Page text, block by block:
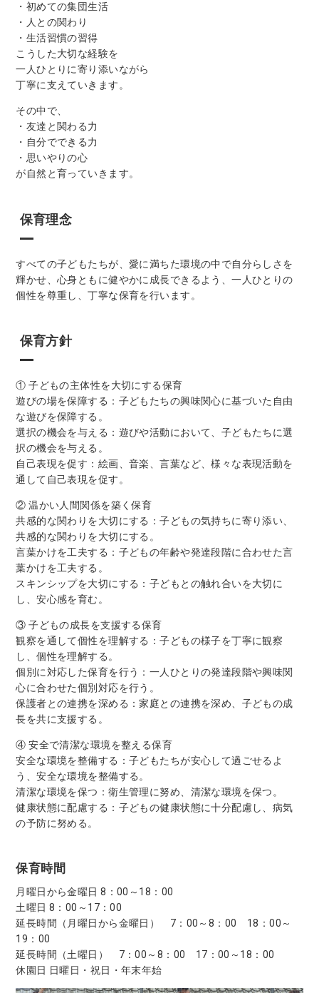
・初めての集団生活
・人との関わり
・生活習慣の習得
こうした大切な経験を
一人ひとりに寄り添いながら
丁寧に支えていきます。
その中で、
・友達と関わる力
・自分でできる力
・思いやりの心
が自然と育っていきます。
保育理念
すべての子どもたちが、愛に満ちた環境の中で自分らしさを
輝かせ、心身ともに健やかに成長できるよう、一人ひとりの
個性を尊重し、丁寧な保育を行います。
保育方針
① 子どもの主体性を大切にする保育
遊びの場を保障する：子どもたちの興味関心に基づいた自由
な遊びを保障する。
選択の機会を与える：遊びや活動において、子どもたちに選
択の機会を与える。
自己表現を促す：絵画、音楽、言葉など、様々な表現活動を
通して自己表現を促す。
② 温かい人間関係を築く保育
共感的な関わりを大切にする：子どもの気持ちに寄り添い、
共感的な関わりを大切にする。
言葉かけを工夫する：子どもの年齢や発達段階に合わせた言
葉かけを工夫する。
スキンシップを大切にする：子どもとの触れ合いを大切に
し、安心感を育む。
③ 子どもの成長を支援する保育
観察を通して個性を理解する：子どもの様子を丁寧に観察
し、個性を理解する。
個別に対応した保育を行う：一人ひとりの発達段階や興味関
心に合わせた個別対応を行う。
保護者との連携を深める：家庭との連携を深め、子どもの成
長を共に支援する。
④ 安全で清潔な環境を整える保育
安全な環境を整備する：子どもたちが安心して過ごせるよ
う、安全な環境を整備する。
清潔な環境を保つ：衛生管理に努め、清潔な環境を保つ。
健康状態に配慮する：子どもの健康状態に十分配慮し、病気
の予防に努める。
保育時間
月曜日から金曜日 8：00～18：00
土曜日 8：00～17：00
延長時間（月曜日から金曜日） 7：00～8：00 18：00～
19：00
延長時間（土曜日） 7：00～8：00 17：00～18：00
休園日 日曜日・祝日・年末年始